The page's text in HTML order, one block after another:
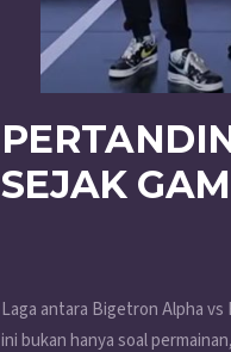
SEJAK
Laga antara Bigetron Alpha vs
ini bukan hanya soal